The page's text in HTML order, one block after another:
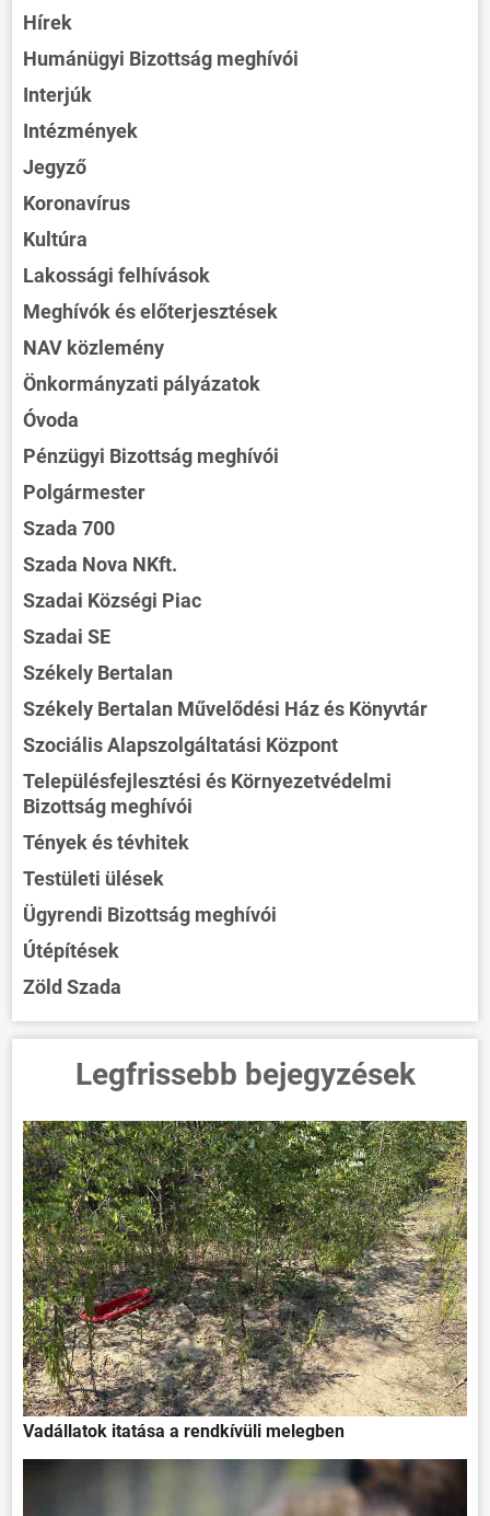
Hírek
Humánügyi Bizottság meghívói
Interjúk
Intézmények
Jegyző
Koronavírus
Kultúra
Lakossági felhívások
Meghívók és előterjesztések
NAV közlemény
Önkormányzati pályázatok
Óvoda
Pénzügyi Bizottság meghívói
Polgármester
Szada 700
Szada Nova NKft.
Szadai Községi Piac
Szadai SE
Székely Bertalan
Székely Bertalan Művelődési Ház és Könyvtár
Szociális Alapszolgáltatási Központ
Településfejlesztési és Környezetvédelmi
Bizottság meghívói
Tények és tévhitek
Testületi ülések
Ügyrendi Bizottság meghívói
Útépítések
Zöld Szada
Legfrissebb bejegyzések
Vadállatok itatása a rendkívüli melegben